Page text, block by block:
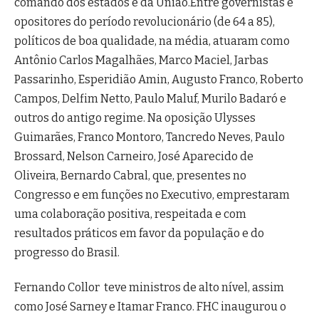
opositores do período revolucionário (de 64 a 85),
políticos de boa qualidade, na média, atuaram como
Antônio Carlos Magalhães, Marco Maciel, Jarbas
Passarinho, Esperidião Amin, Augusto Franco, Roberto
Campos, Delfim Netto, Paulo Maluf, Murilo Badaró e
outros do antigo regime. Na oposição Ulysses
Guimarães, Franco Montoro, Tancredo Neves, Paulo
Brossard, Nelson Carneiro, José Aparecido de
Oliveira, Bernardo Cabral, que, presentes no
Congresso e em funções no Executivo, emprestaram
uma colaboração positiva, respeitada e com
resultados práticos em favor da população e do
progresso do Brasil.
Fernando Collor teve ministros de alto nível, assim
como José Sarney e Itamar Franco. FHC inaugurou o